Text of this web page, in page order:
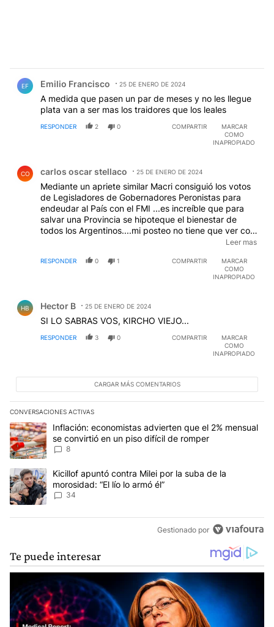
EF Emilio Francisco 25 DE ENERO DE 2024
A medida que pasen un par de meses y no les llegue
plata van a ser mas los traidores que los leales
RESPONDER 2 0 COMPARTIR
MARCAR
COMO
INAPROPIADO
CO carlos oscar stellaco 25 DE ENERO DE 2024
Mediante un apriete similar Macri consiguió los votos
de Legisladores de Gobernadores Peronistas para
endeudar al País con el FMI ...es increíble que para
salvar una Provincia se hipoteque el bienestar de
todos los Argentinos....mi posteo no tiene que ver con
el Gobierno anterior este ya no existe ..yo miro el
beneficiar al Mercado y a los que vaciaron mi bolsillo
no es defender a otros ..es defenderme yo .
Leer mas
RESPONDER 0 1 COMPARTIR
MARCAR
COMO
INAPROPIADO
HB Hector B 25 DE ENERO DE 2024
SI LO SABRAS VOS, KIRCHO VIEJO...
RESPONDER 3 0 COMPARTIR
MARCAR
COMO
INAPROPIADO
CARGAR MÁS COMENTARIOS
CONVERSACIONES ACTIVAS
Este listado muestra los artículos con más comentarios en los
Un artículo de tendencia con el título "Inflación: economistas
Inflación: economistas advierten que el 2% mensual
se convirtió en un piso difícil de romper
8
Un artículo de tendencia con el título "Kicillof apuntó contra Milei
Kicillof apuntó contra Milei por la suba de la
morosidad: “El lío lo armó él”
34
Gestionado por